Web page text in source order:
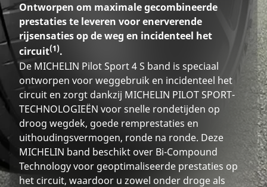
Ontworpen om maximale gecombineerde
prestaties te leveren voor enerverende
rijsensaties op de weg en incidenteel het
circuit(1).
De MICHELIN Pilot Sport 4 S band is speciaal
ontworpen voor weggebruik en incidenteel het
circuit en zorgt dankzij MICHELIN PILOT SPORT-
TECHNOLOGIEËN voor snelle rondetijden op
droog wegdek, goede remprestaties en
uithoudingsvermogen, ronde na ronde. Deze
MICHELIN band beschikt over Bi-Compound
Technology voor geoptimaliseerde prestaties op
het circuit, waardoor u zowel onder droge als